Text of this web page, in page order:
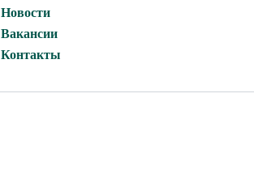
Новости
Вакансии
Контакты